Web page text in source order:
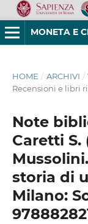
MONETA E
HOME / ARCHIVI /
Recensioni e libri
Note
Caretti S.
storia di
Milano: